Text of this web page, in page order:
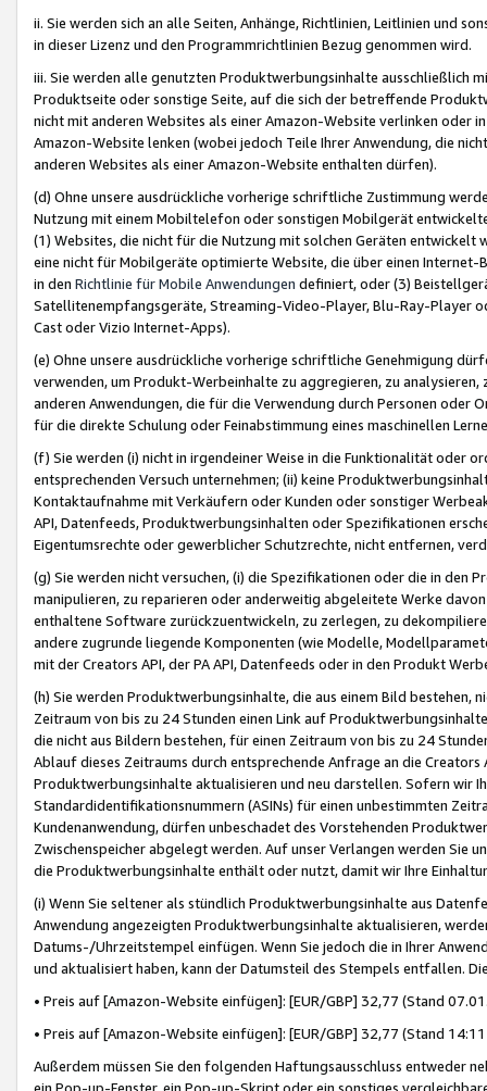
ii. Sie werden sich an alle Seiten, Anhänge, Richtlinien, Leitlinien und
in dieser Lizenz und den Programmrichtlinien Bezug genommen wird.
iii. Sie werden alle genutzten Produktwerbungsinhalte ausschließlich
Produktseite oder sonstige Seite, auf die sich der betreffende
nicht mit anderen Websites als einer Amazon-Website verlinken oder
Amazon-Website lenken (wobei jedoch Teile Ihrer Anwendung, die
anderen Websites als einer Amazon-Website enthalten dürfen).
(d) Ohne unsere ausdrückliche vorherige schriftliche Zustimmung
Nutzung mit einem Mobiltelefon oder sonstigen Mobilgerät
(1) Websites, die nicht für die Nutzung mit solchen Geräten
eine nicht für Mobilgeräte optimierte Website, die über einen
in den Richtlinie für Mobile Anwendungen definiert, oder (3)
Satellitenempfangsgeräte, Streaming-Video-Player, Blu-Ray-Player
Cast oder Vizio Internet-Apps).
(e) Ohne unsere ausdrückliche vorherige schriftliche Genehmigung
verwenden, um Produkt-Werbeinhalte zu aggregieren, zu
anderen Anwendungen, die für die Verwendung durch Personen
für die direkte Schulung oder Feinabstimmung eines maschinellen
(f) Sie werden (i) nicht in irgendeiner Weise in die Funktionalität oder
entsprechenden Versuch unternehmen; (ii) keine
Kontaktaufnahme mit Verkäufern oder Kunden oder sonstiger
API, Datenfeeds, Produktwerbungsinhalten oder Spezifikationen
Eigentumsrechte oder gewerblicher Schutzrechte, nicht entfernen,
(g) Sie werden nicht versuchen, (i) die Spezifikationen oder die in
manipulieren, zu reparieren oder anderweitig abgeleitete Werke
enthaltene Software zurückzuentwickeln, zu zerlegen, zu
andere zugrunde liegende Komponenten (wie Modelle,
mit der Creators API, der PA API, Datenfeeds oder in den Produkt
(h) Sie werden Produktwerbungsinhalte, die aus einem Bild bestehen,
Zeitraum von bis zu 24 Stunden einen Link auf
die nicht aus Bildern bestehen, für einen Zeitraum von bis zu 24
Ablauf dieses Zeitraums durch entsprechende Anfrage an die
Produktwerbungsinhalte aktualisieren und neu darstellen. Sofern wir
Standardidentifikationsnummern (ASINs) für einen unbestimmten
Kundenanwendung, dürfen unbeschadet des Vorstehenden
Zwischenspeicher abgelegt werden. Auf unser Verlangen werden Sie
die Produktwerbungsinhalte enthält oder nutzt, damit wir Ihre
(i) Wenn Sie seltener als stündlich Produktwerbungsinhalte aus
Anwendung angezeigten Produktwerbungsinhalte aktualisieren,
Datums-/Uhrzeitstempel einfügen. Wenn Sie jedoch die in Ihrer
und aktualisiert haben, kann der Datumsteil des Stempels entfallen.
• Preis auf [Amazon-Website einfügen]: [EUR/GBP] 32,77 (Stand
• Preis auf [Amazon-Website einfügen]: [EUR/GBP] 32,77 (Stand
Außerdem müssen Sie den folgenden Haftungsausschluss entweder
ein Pop-up-Fenster, ein Pop-up-Skript oder ein sonstiges